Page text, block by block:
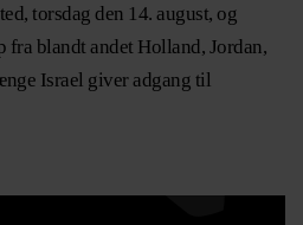
torsdag den 14. august, og
blandt andet Holland, Jordan,
Israel giver adgang til